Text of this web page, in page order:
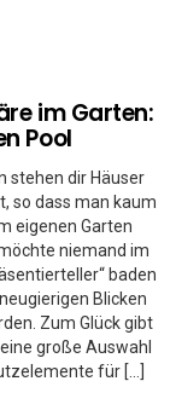
im Garten:
Pool
stehen dir Häuser
so dass man kaum
eigenen Garten
niemand im
baden
Blicken
Zum Glück gibt
große Auswahl
für […]